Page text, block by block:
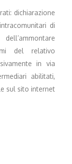
dichiarazione
di
del relativo
in via
abilitati,
sul sito internet